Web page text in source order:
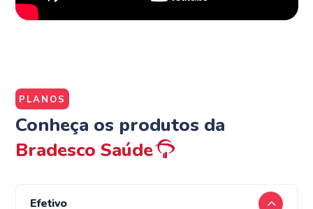
PLANOS
Conheça os produtos da
Bradesco Saúde
Efetivo